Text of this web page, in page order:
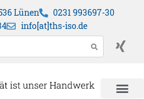
Lünen
0231 993697-30
info[at]ths-iso.de